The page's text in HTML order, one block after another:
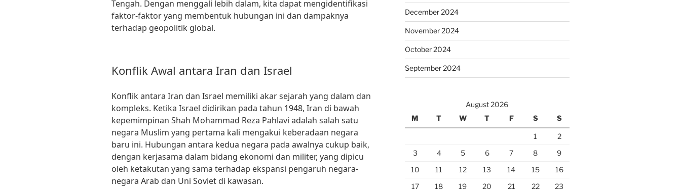
Tengah. Dengan menggali lebih dalam, kita dapat mengidentifikasi
faktor-faktor yang membentuk hubungan ini dan dampaknya
terhadap geopolitik global.
Konflik Awal antara Iran dan Israel
Konflik antara Iran dan Israel memiliki akar sejarah yang dalam dan
kompleks. Ketika Israel didirikan pada tahun 1948, Iran di bawah
kepemimpinan Shah Mohammad Reza Pahlavi adalah salah satu
negara Muslim yang pertama kali mengakui keberadaan negara
baru ini. Hubungan antara kedua negara pada awalnya cukup baik,
dengan kerjasama dalam bidang ekonomi dan militer, yang dipicu
oleh ketakutan yang sama terhadap ekspansi pengaruh negara-
negara Arab dan Uni Soviet di kawasan.
December 2024
November 2024
October 2024
September 2024
August 2026
M
T W T F S S
1
2
3
4 5 6 7 8
9
10
11 12 13 14 15
16
17
18 19 20 21 22
23